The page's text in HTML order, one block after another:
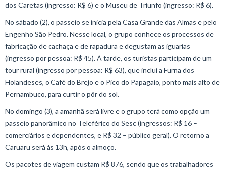
dos Caretas (ingresso: R$ 6) e o Museu de Triunfo (ingresso: R$ 6).
No sábado (2), o passeio se inicia pela Casa Grande das Almas e pelo
Engenho São Pedro. Nesse local, o grupo conhece os processos de
fabricação de cachaça e de rapadura e degustam as iguarias
(ingresso por pessoa: R$ 45). À tarde, os turistas participam de um
tour rural (ingresso por pessoa: R$ 63), que inclui a Furna dos
Holandeses, o Café do Brejo e o Pico do Papagaio, ponto mais alto de
Pernambuco, para curtir o pôr do sol.
No domingo (3), a amanhã será livre e o grupo terá como opção um
passeio panorâmico no Teleférico do Sesc (ingressos: R$ 16 –
comerciários e dependentes, e R$ 32 – público geral). O retorno a
Caruaru será às 13h, após o almoço.
Os pacotes de viagem custam R$ 876, sendo que os trabalhadores